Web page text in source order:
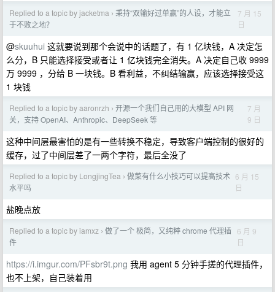
Replied to a topic by jacketma › 秉持“双输好过单赢”的人设，才能立
于不败之地？
7 月 15
日
@skuuhui 这就要说到那个会说中的话题了，有 1 亿块钱，A 决定怎
么分，B 只能选择接受或者让 1 亿块钱完全消失。A 决定自己收 9999
万 9999 ，分给 B 一块钱。B 看利益，不纠结输赢，应该选择接受这
1 块钱
Replied to a topic by aaronrzh › 开源一个我们自己用的大模型 API 网
关，支持 OpenAI、Anthropic、DeepSeek 等
7 月
9 日
这种中间层最害怕的是有一些转换不稳定，导致客户端控制的很好的
缓存，过了中间层差了一两个字符，最后全没了
Replied to a topic by LongjingTea › 做菜有什么小技巧可以提高技术
水平吗
6 月 15
日
盐晚点放
Replied to a topic by iamxz › 做了一个 极简，又纯粹 chrome 代理插
件
6 月 9
日
https://i.imgur.com/PFsbr9t.png 我用 agent 5 分钟手搓的代理插件，
也不上架，自己装着用